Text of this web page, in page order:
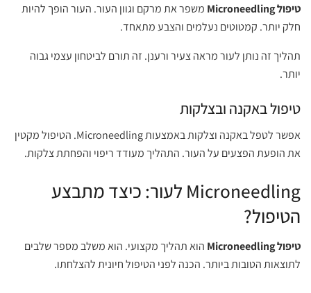
טיפול Microneedling
משפר את מרקם וגוון העור. העור הופך להיות
חלק יותר. קמטוטים נעלמים והצבע מתאחד.
תהליך זה נותן לעור מראה צעיר ורענן. זה תורם לביטחון עצמי גבוה
יותר.
טיפול באקנה ובצלקות
אפשר לטפל באקנה וצלקות באמצעות Microneedling. הטיפול מקטין
את הופעת הפצעים על העור. התהליך מעודד ריפוי והפחתת צלקות.
Microneedling לעור: כיצד מתבצע
הטיפול?
טיפול Microneedling
הוא תהליך מקצועי. הוא משלב מספר שלבים
לתוצאות הטובות ביותר. הכנה לפני הטיפול חיונית להצלחתו.